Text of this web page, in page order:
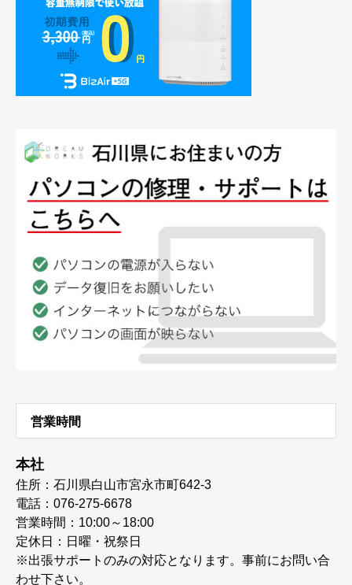
営業時間
本社
住所：石川県白山市宮永市町642-3
電話：076-275-6678
営業時間：10:00～18:00
定休日：日曜・祝祭日
※出張サポートのみの対応となります。事前にお問い合
わせ下さい。